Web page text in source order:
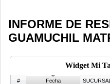
INFORME DE
GUAMUCHIL
Widget Mi
# Fecha SUCURSAL